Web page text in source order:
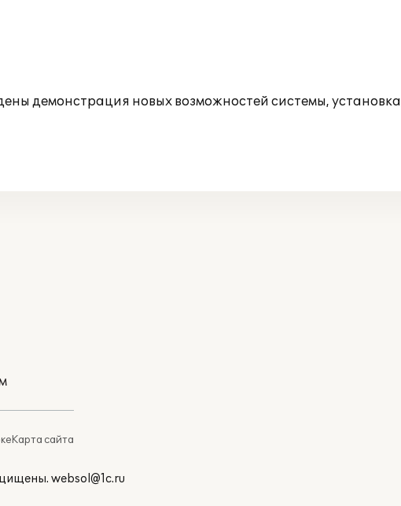
демонстрация новых возможностей системы,
Карта сайта
websol@1c.ru